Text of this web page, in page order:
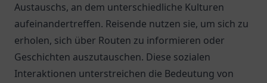
Austauschs, an dem unterschiedliche Kulturen
aufeinandertreffen. Reisende nutzen sie, um sich zu
erholen, sich über Routen zu informieren oder
Geschichten auszutauschen. Diese sozialen
Interaktionen unterstreichen die Bedeutung von